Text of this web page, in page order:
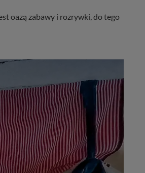
oazą zabawy i rozrywki, do tego